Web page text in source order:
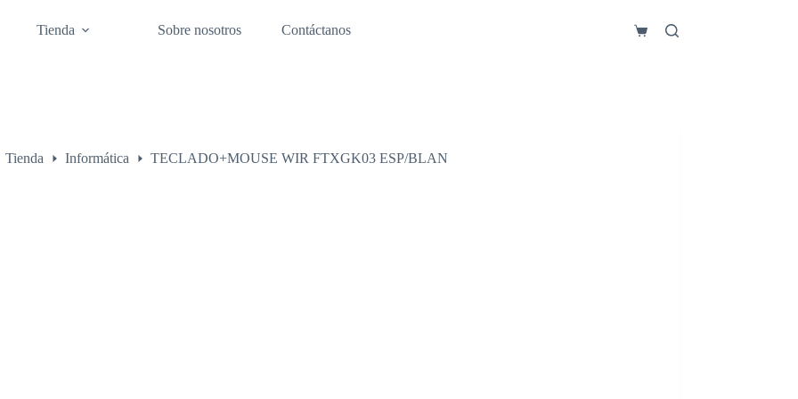
Tienda Sobre nosotros Contáctanos
Carro
Tienda Informática TECLADO+MOUSE WIR FTXGK03 ESP/BLAN